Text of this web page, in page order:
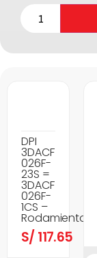
DPI
3DACF
026F-
23S =
3DACF
026F-
1CS –
Rodamientos
S/ 117.65